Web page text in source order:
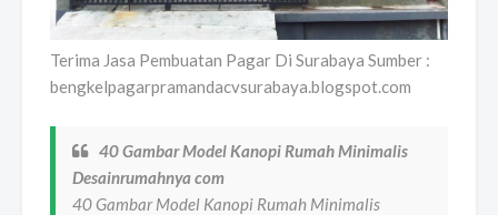
Terima Jasa Pembuatan Pagar Di Surabaya Sumber :
bengkelpagarpramandacvsurabaya.blogspot.com
40 Gambar Model Kanopi Rumah Minimalis
Desainrumahnya com
40 Gambar Model Kanopi Rumah Minimalis